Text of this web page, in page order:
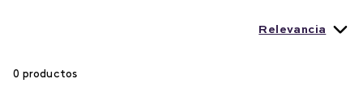
Relevancia
0 productos